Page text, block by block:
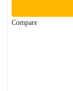
Compare